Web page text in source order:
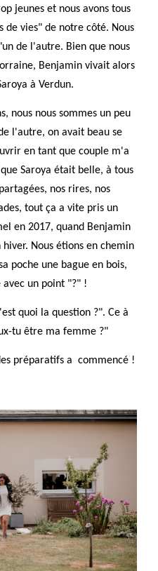
jeunes et nous avons tous
de vies" de notre côté. Nous
de l'autre. Bien que nous
Benjamin vivait alors
à Verdun.
nous nous sommes un peu
l'autre, on avait beau se
en tant que couple m'a
Saroya était belle, à tous
nos rires, nos
tout ça a vite pris un
en 2017, quand Benjamin
Nous étions en chemin
poche une bague en bois,
un point "?" !
quoi la question ?". Ce à
tu être ma femme ?"
préparatifs a commencé !